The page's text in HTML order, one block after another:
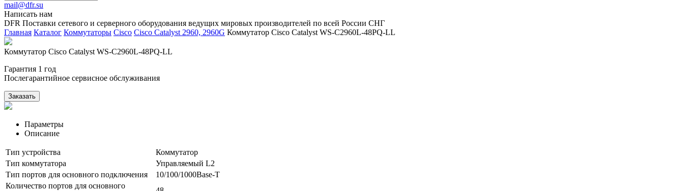
mail@dfr.su
Написать нам
DFR Поставки сетевого и серверного оборудования ведущих мировых производителей по всей России СНГ
Главная Каталог Коммутаторы Cisco Cisco Catalyst 2960, 2960G Коммутатор Cisco Catalyst WS-C2960L-48PQ-LL
Коммутатор Cisco Catalyst WS-C2960L-48PQ-LL
Гарантия 1 год
Послегарантийное сервисное обслуживания
Заказать
Параметры
Описание
Тип устройства
Коммутатор
Тип коммутатора
Управляемый L2
Тип портов для основного подключения
10/100/1000Base-T
Количество портов для основного